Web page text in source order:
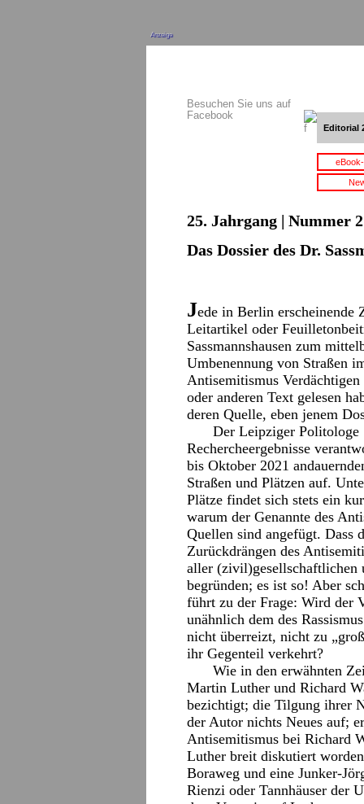
Anzeige
Besuchen Sie uns auf
Facebook
Editorial
25. Jahrgang | Nummer
Das Dossier des Dr.
Jede in Berlin
Leitartikel oder
Sassmannshausen zum
Umbenennung von Straßen
Antisemitismus
oder anderen Text gelesen
deren Quelle, eben jenem
Der Leipziger Politologe
Rechercheergebnisse
bis Oktober 2021
Straßen und Plätzen auf.
Plätze findet sich stets ein
warum der Genannte des
Quellen sind angefügt. Dass
Zurückdrängen des
aller
begründen; es ist so! Aber
führt zu der Frage: Wird der
unähnlich dem des
nicht überreizt, nicht zu
ihr Gegenteil verkehrt?
Wie in den erwähnten
Martin Luther und Richard
bezichtigt; die Tilgung ihrer
der Autor nichts Neues auf;
Antisemitismus bei Richard
Luther breit diskutiert
Boraweg und eine Junker-
Rienzi oder Tannhäuser der